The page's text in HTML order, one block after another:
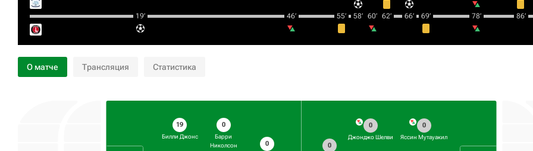
19‎’‎ 46‎’‎ 55‎’‎ 58‎’‎ 60‎’‎ 62‎’‎ 66‎’‎ 69‎’‎ 78‎’‎ 86‎’‎
О матче Трансляция Статистика
19
Билли Джонс
0
Барри
Николсон
0
0
Яссин Мутауакил
0
Джонджо Шелви
0